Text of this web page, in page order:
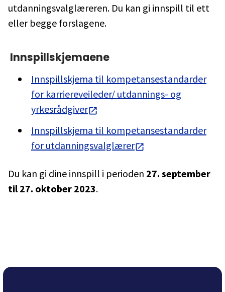
utdanningsvalglæreren. Du kan gi innspill til ett
eller begge forslagene.
Innspillskjemaene
Innspillskjema til kompetansestandarder
for karriereveileder/ utdannings- og
yrkesrådgiver
Innspillskjema til kompetansestandarder
for utdanningsvalglærer
Du kan gi dine innspill i perioden 27. september
til 27. oktober 2023.